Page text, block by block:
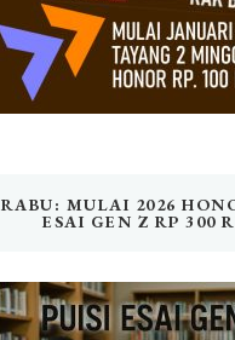
RABU: MULAI 2026
ESAI GEN Z RP 300